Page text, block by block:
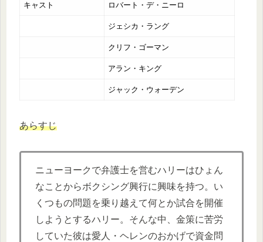
キャスト ロバート・デ・ニーロ
ジェシカ・ラング
クリフ・ゴーマン
アラン・キング
ジャック・ウォーデン
あらすじ
ニューヨークで弁護士を営むハリーはひょん
なことからボクシング興行に興味を持つ。い
くつもの問題を乗り越えて何とか試合を開催
しようとするハリー。そんな中、金策に苦労
していた彼は愛人・ヘレンのおかげで資金問